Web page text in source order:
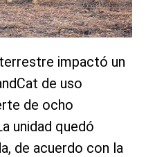
impactó un
de uso
de ocho
unidad quedó
de acuerdo con la